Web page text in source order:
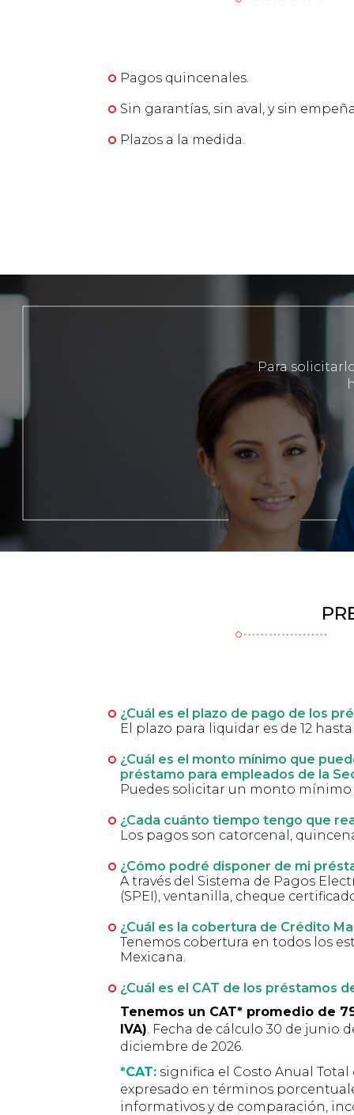
Pagos quincenales.
Sin garantías, sin aval, y sin
Plazos a la medida.
Para
¿Cuál es el plazo de pago de los
El plazo para liquidar es de 12 hasta
¿Cuál es el monto mínimo que
préstamo para empleados de la
Puedes solicitar un monto mínimo
¿Cada cuánto tiempo tengo que
Los pagos son catorcenal,
¿Cómo podré disponer de mi
A través del Sistema de Pagos
(SPEI), ventanilla, cheque
¿Cuál es la cobertura de Crédito
Tenemos cobertura en todos los
Mexicana.
¿Cuál es el CAT de los préstamos
Tenemos un CAT* promedio de
IVA). Fecha de cálculo 30 de junio
diciembre de 2026.
*CAT: significa el Costo Anual
expresado en términos
informativos y de comparación,